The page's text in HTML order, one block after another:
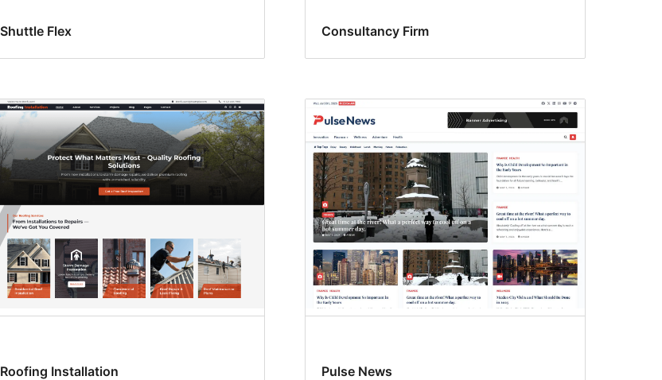
Shuttle Flex Consultancy Firm
Roofing Installation Pulse News